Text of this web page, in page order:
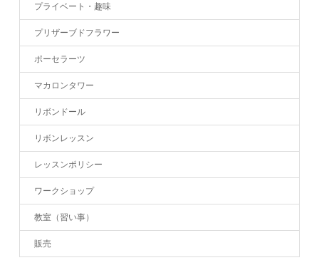
プライベート・趣味
プリザーブドフラワー
ポーセラーツ
マカロンタワー
リボンドール
リボンレッスン
レッスンポリシー
ワークショップ
教室（習い事）
販売